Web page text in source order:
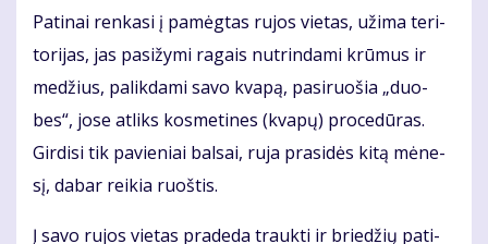
Pa­ti­nai ren­ka­si į pa­mėg­tas ru­jos vie­tas, už­ima te­ri­
to­ri­jas, jas pa­si­žy­mi ra­gais nu­trin­da­mi krū­mus ir
me­džius, pa­lik­da­mi sa­vo kva­pą, pa­si­ruo­šia „duo­
bes“, jo­se at­liks kos­me­ti­nes (kva­pų) pro­ce­dū­ras.
Gir­di­si tik pa­vie­niai bal­sai, ru­ja pra­si­dės ki­tą mė­ne­
sį, da­bar rei­kia ruoš­tis.
Į sa­vo ru­jos vie­tas pra­de­da trauk­ti ir brie­džių pa­ti­